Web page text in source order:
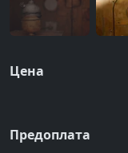
Цена
Предоплата